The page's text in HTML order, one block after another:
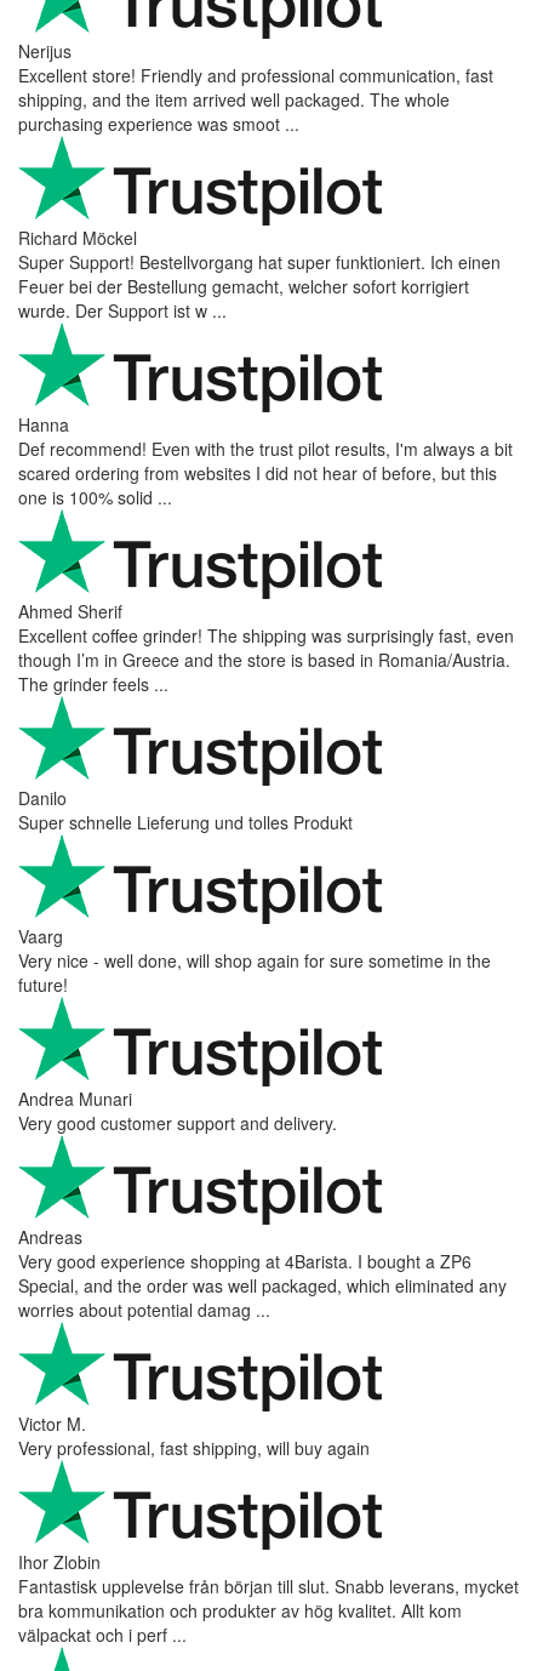
Nerijus
Excellent store! Friendly and professional communication, fast
shipping, and the item arrived well packaged. The whole
purchasing experience was smoot ...
Richard Möckel
Super Support! Bestellvorgang hat super funktioniert. Ich einen
Feuer bei der Bestellung gemacht, welcher sofort korrigiert
wurde. Der Support ist w ...
Hanna
Def recommend! Even with the trust pilot results, I'm always a bit
scared ordering from websites I did not hear of before, but this
one is 100% solid ...
Ahmed Sherif
Excellent coffee grinder! The shipping was surprisingly fast, even
though I’m in Greece and the store is based in Romania/Austria.
The grinder feels ...
Danilo
Super schnelle Lieferung und tolles Produkt
Vaarg
Very nice - well done, will shop again for sure sometime in the
future!
Andrea Munari
Very good customer support and delivery.
Andreas
Very good experience shopping at 4Barista. I bought a ZP6
Special, and the order was well packaged, which eliminated any
worries about potential damag ...
Victor M.
Very professional, fast shipping, will buy again
Ihor Zlobin
Fantastisk upplevelse från början till slut. Snabb leverans, mycket
bra kommunikation och produkter av hög kvalitet. Allt kom
välpackat och i perf ...